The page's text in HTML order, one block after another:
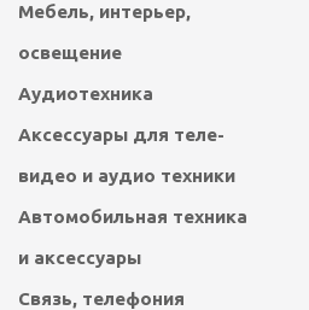
ДЛЯ
Мебель, интерьер,
освещение
Аудиотехника
Аксессуары для теле-
видео и аудио техники
Автомобильная техника
и аксессуары
Связь, телефония